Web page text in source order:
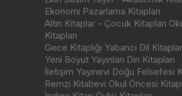
Ekonomi Pazarlama Kitapları
Altın Kitaplar - Çocuk Kitapları
Kitapları
Gece Kitaplığı Yabancı Dil
Yeni Boyut Yayınları Din Kitapları
İletişim Yayınevi Doğu Felsefesi
Remzi Kitabevi Okul Öncesi